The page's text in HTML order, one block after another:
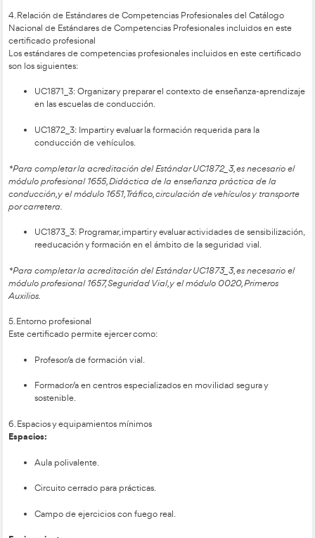
El objetivo de este Certificado Profesional es dotar a los
de formación vial con los conocimientos teóricos y prácticos
impartir enseñanza en autoescuelas y entidades dedicadas
conductores. Se enfoca en la enseñanza de estrategias
de alumnos y el fomento de una conducción segura,
Los profesionales con este certificado están capacitados
Aplicar la normativa vigente sobre circulación y
vehículos.
perfiles de alumnos.
Evaluar procesos formativos y aplicar estrategias
innovadoras.
Conducir vehículos de forma segura y eficiente.
formación vial.
4. Relación de Estándares de Competencias Profesionales
certificado profesional
son los siguientes:
UC1871_3: Organizar y preparar el contexto de
en las escuelas de conducción.